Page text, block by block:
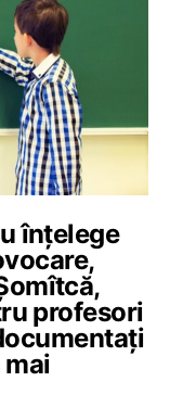
înțelege
profesori